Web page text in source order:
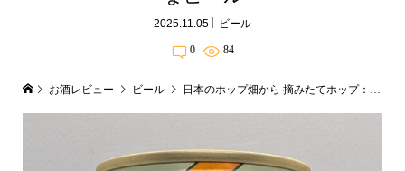
2025.11.05 ビール
0 84
お酒レビュー ビール 日本のホップ畑から 摘みたてホップ：国産ホップを100%使用したフレッシュなビール